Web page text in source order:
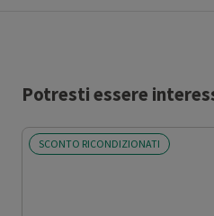
Potresti essere
SCONTO RICONDIZIONATI